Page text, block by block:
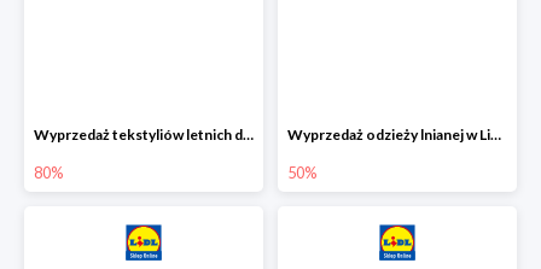
Wyprzedaż tekstyliów letnich dla dzieci w Lidlu Online do -80%
80%
Wyprzedaż odzieży lnianej w Lidlu Online do -50%
50%